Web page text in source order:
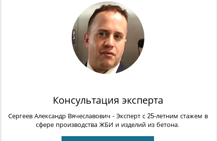
Консультация эксперта
Сергеев Александр Вячеславович - Эксперт с 25-летним стажем в
сфере производства ЖБИ и изделий из бетона.